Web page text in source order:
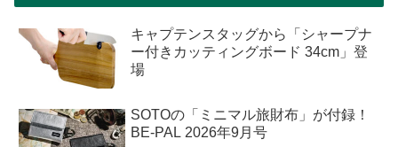
キャプテンスタッグから「シャープナ
ー付きカッティングボード 34cm」登
場
SOTOの「ミニマル旅財布」が付録！
BE-PAL 2026年9月号